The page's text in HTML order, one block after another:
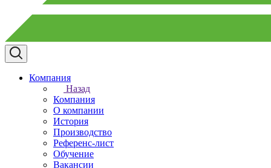
Компания
Назад
Компания
О компании
История
Производство
Референс-лист
Обучение
Вакансии